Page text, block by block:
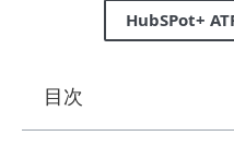
HubSPot+
目次